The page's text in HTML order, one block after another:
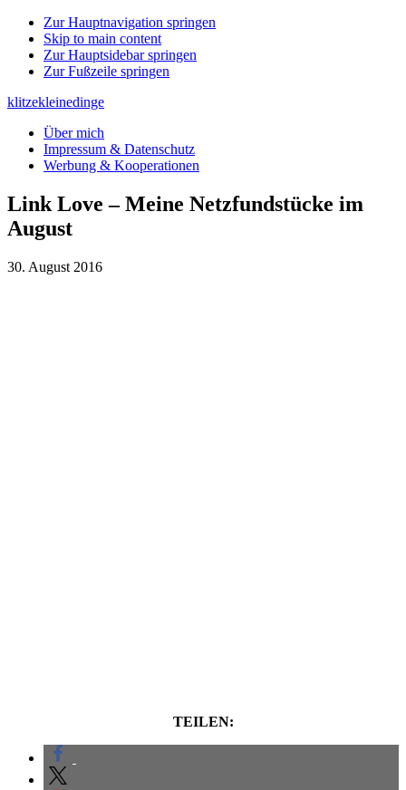
Zur Hauptnavigation springen
Skip to main content
Zur Hauptsidebar springen
Zur Fußzeile springen
klitzekleinedinge
Über mich
Impressum & Datenschutz
Werbung & Kooperationen
Link Love – Meine Netzfundstücke im
August
30. August 2016
TEILEN: